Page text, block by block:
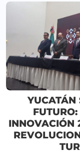
YUCATÁN
INNOVACIÓN